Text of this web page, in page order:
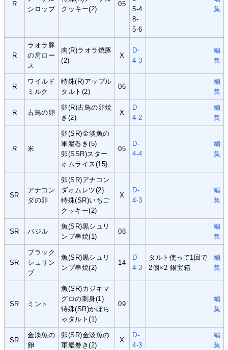
R
シロップ
クッキー(2)
05
5-4
8-
5-6
集
R
ラオラ豚
の肩ロー
ス
肉(R)ラオラ焼豚
(2)
X
D-
4-3
編
集
R
ワイルド
ミルク
特殊(R)アップル
タルト(2)
06
編
集
R 古鳥の卵
卵(R)古鳥の卵焼
き(2)
X
D-
4-2
編
集
R 米
卵(SR)金淡魚の
軍艦巻き(5)
卵(SSR)スター
オムライス(15)
05
D-
4-4
編
集
SR
アナコン
ダの卵
卵(SR)アナコン
ダオムレツ(2)
特殊(SR)いちご
クッキー(2)
X
D-
4-3
編
集
SR バジル
魚(SR)黒シュリ
ンプ串焼(1)
08
編
集
SR
ブラック
シュリン
プ
魚(SR)黒シュリ
ンプ串焼(2)
14
D-
4-3
タルト使って1回で
2個×2 銀宝箱
編
集
SR ミント
魚(SR)カジキマ
グロの刺身(1)
特殊(SR)かぼち
ゃタルト(1)
09
編
集
SR
金淡魚の
卵
卵(SR)金淡魚の
軍艦巻き(2)
X
D-
4-3
編
集